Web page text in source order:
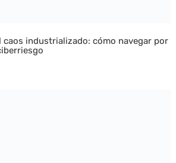
caos industrializado: cómo navegar por